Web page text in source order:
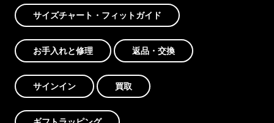
サイズチャート・フィットガイド
お手入れと修理 返品・交換
サインイン 買取